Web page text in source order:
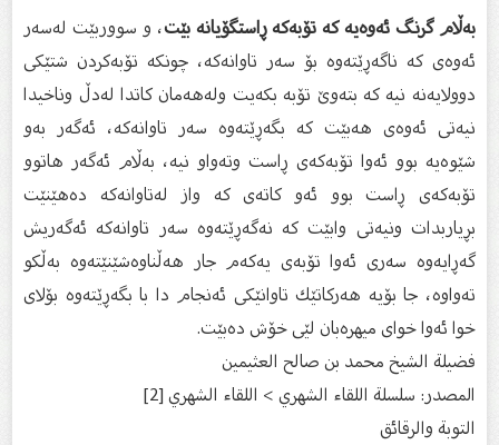
بەڵام گرنگ ئەوەیە كە تۆبەكە ڕاستگۆیانە بێت، و سووربێت لەسەر
ئەوەی كە ناگەڕێتەوە بۆ سەر تاوانەكە، چونكە تۆبەكردن شتێكی
دوولایەنە نیە كە بتەوێ‌ تۆبە بكەیت ولەهەمان كاتدا لەدڵ وناخیدا
نیەتی ئەوەی هەبێت كە بگەڕێتەوە سەر تاوانەكە، ئەگەر بەو
شێوەیە بوو ئەوا تۆبەكەی ڕاست وتەواو نیە، بەڵام ئەگەر هاتوو
تۆبەكەی ڕاست بوو ئەو كاتەی كە واز لەتاوانەكە دەهێنێت
بڕیاربدات ونیەتی وابێت كە نەگەڕێتەوە سەر تاوانەكە ئەگەریش
گەڕایەوە سەری ئەوا تۆبەی یەكەم جار هەڵناوەشێنێتەوە بەڵكو
تەواوە، جا بۆیە هەركاتێك تاوانێكی ئەنجام دا با بگەڕێتەوە بۆلای
خوا ئەوا خوای میهرەبان لێی خۆش دەبێت.
فضيلة الشيخ محمد بن صالح العثيمين
المصدر: سلسلة اللقاء الشهري > اللقاء الشهري [2]
التوبة والرقائق